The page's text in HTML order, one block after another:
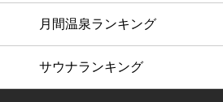
月間温泉ランキング
サウナランキング